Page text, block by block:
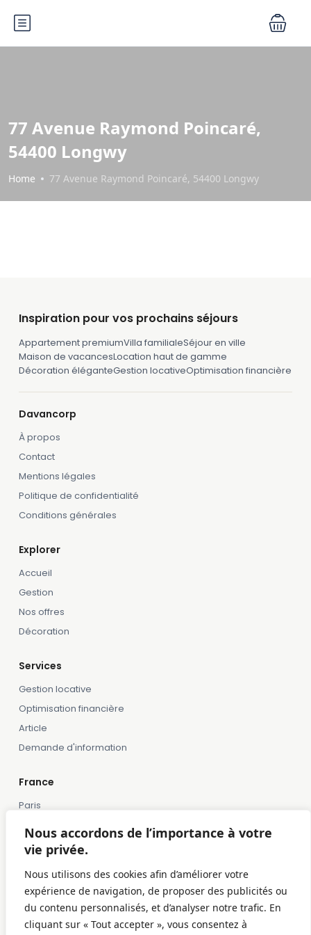
Nous accordons de l’importance à votre
vie privée.
Nous utilisons des cookies afin d’améliorer votre
expérience de navigation, de proposer des publicités ou
du contenu personnalisés, et d’analyser notre trafic. En
cliquant sur « Tout accepter », vous consentez à
77 Avenue Raymond Poincaré,
54400 Longwy
Home 77 Avenue Raymond Poincaré, 54400 Longwy
Inspiration pour vos prochains séjours
Appartement premiumVilla familialeSéjour en ville
Maison de vacancesLocation haut de gamme
Décoration éléganteGestion locativeOptimisation financière
Davancorp
À propos
Contact
Mentions légales
Politique de confidentialité
Conditions générales
Explorer
Accueil
Gestion
Nos offres
Décoration
Services
Gestion locative
Optimisation financière
Article
Demande d'information
France
Paris
Lille
Bordeaux
Toulose